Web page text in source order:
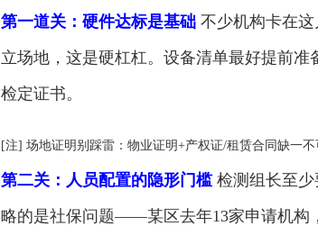
第一道关：硬件达标是基础 不少机构卡在
立场地，这是硬杠杠。设备清单最好提前
检定证书。
[注] 场地证明别踩雷：物业证明+产权证/租赁合同缺一
第二关：人员配置的隐形门槛检测组长至少
略的是社保问题——某区去年13家申请机构